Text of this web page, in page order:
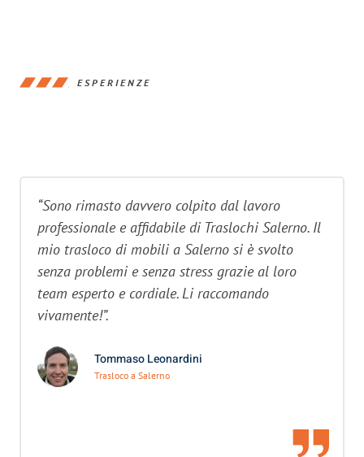
ESPERIENZE
“Sono rimasto davvero colpito dal lavoro
professionale e affidabile di Traslochi Salerno. Il
mio trasloco di mobili a Salerno si è svolto
senza problemi e senza stress grazie al loro
team esperto e cordiale. Li raccomando
vivamente!”.
Tommaso Leonardini
Trasloco a Salerno